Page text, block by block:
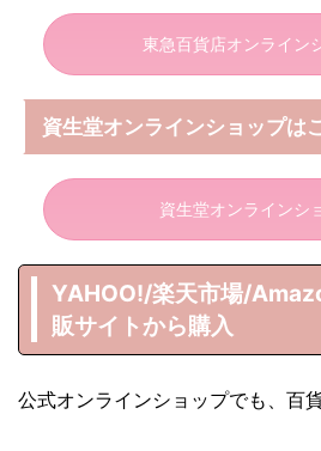
東急百貨店オンライン
資生堂オンラインショップ
資生堂オンラインシ
YAHOO!/楽天市場/
販サイトから購入
公式オンラインショップでも、百